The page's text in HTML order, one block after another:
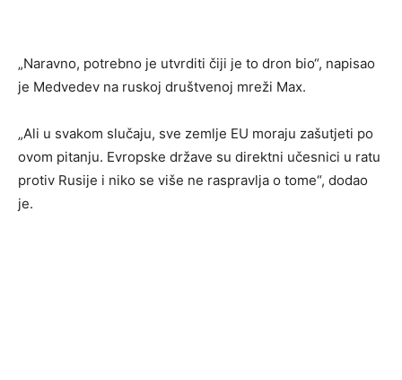
„Naravno, potrebno je utvrditi čiji je to dron bio“, napisao
je Medvedev na ruskoj društvenoj mreži Max.
„Ali u svakom slučaju, sve zemlje EU moraju zašutjeti po
ovom pitanju. Evropske države su direktni učesnici u ratu
protiv Rusije i niko se više ne raspravlja o tome“, dodao
je.